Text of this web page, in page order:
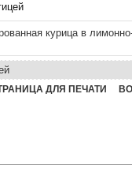
курица в
ДЛЯ ПЕЧАТИ